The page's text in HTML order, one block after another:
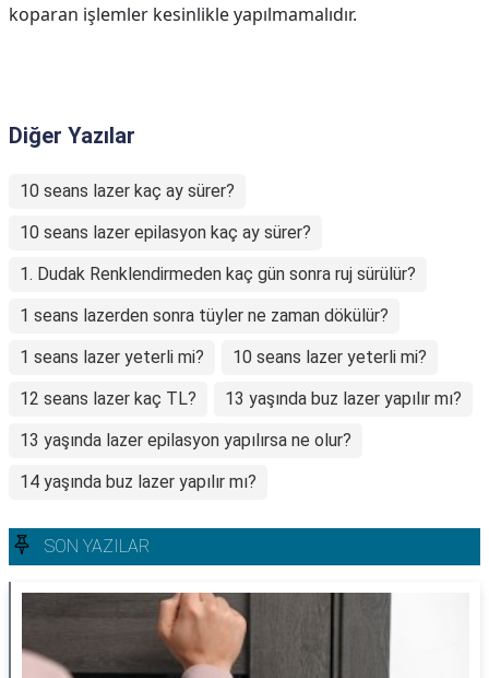
koparan işlemler kesinlikle yapılmamalıdır.
Diğer Yazılar
10 seans lazer kaç ay sürer?
10 seans lazer epilasyon kaç ay sürer?
1. Dudak Renklendirmeden kaç gün sonra ruj sürülür?
1 seans lazerden sonra tüyler ne zaman dökülür?
1 seans lazer yeterli mi?
10 seans lazer yeterli mi?
12 seans lazer kaç TL?
13 yaşında buz lazer yapılır mı?
13 yaşında lazer epilasyon yapılırsa ne olur?
14 yaşında buz lazer yapılır mı?
SON YAZILAR